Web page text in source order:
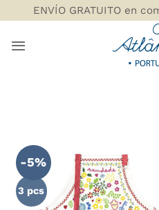
al
contenido
ENVÍO GRATUITO en
-5%
3 pcs